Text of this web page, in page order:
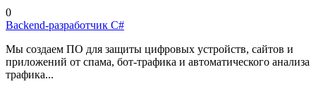
0
Backend-разработчик C#
Мы создаем ПО для защиты цифровых устройств, сайтов и
приложений от спама, бот-трафика и автоматического анализа
трафика...